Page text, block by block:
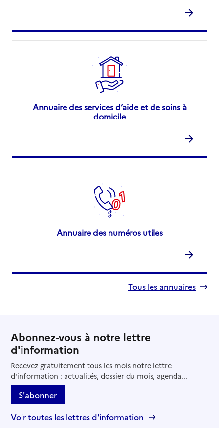
Annuaire des services d’aide et de soins à
domicile
Annuaire des numéros utiles
Tous les annuaires
Abonnez-vous à notre lettre
d'information
Recevez gratuitement tous les mois notre lettre
d'information : actualités, dossier du mois, agenda...
S'abonner
Voir toutes les lettres d'information